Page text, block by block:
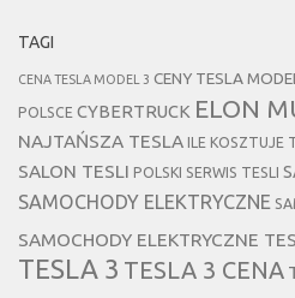
TAGI
CENA TESLA MODEL 3 CENY TESLA
POLSCE CYBERTRUCK ELON
NAJTAŃSZA TESLA ILE KOSZTUJE
SALON TESLI POLSKI SERWIS TESLI
SAMOCHODY ELEKTRYCZNE
SAMOCHODY ELEKTRYCZNE
TESLA 3 TESLA 3 CENA